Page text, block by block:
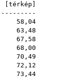
térkép